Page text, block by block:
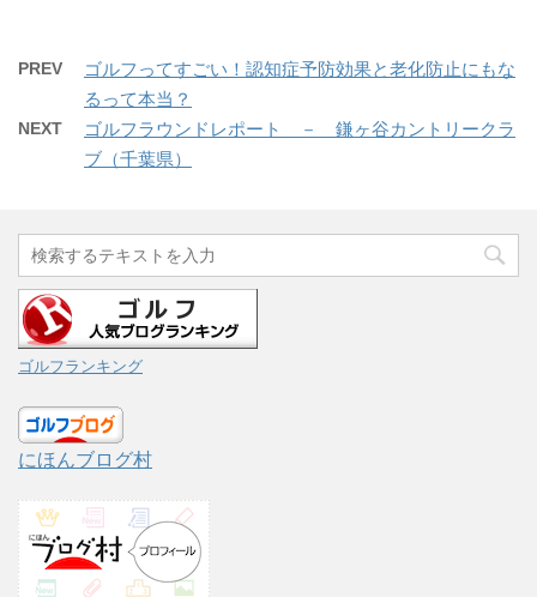
PREV
ゴルフってすごい！認知症予防効果と老化防止にもな
るって本当？
NEXT
ゴルフラウンドレポート － 鎌ヶ谷カントリークラ
ブ（千葉県）
ゴルフランキング
にほんブログ村